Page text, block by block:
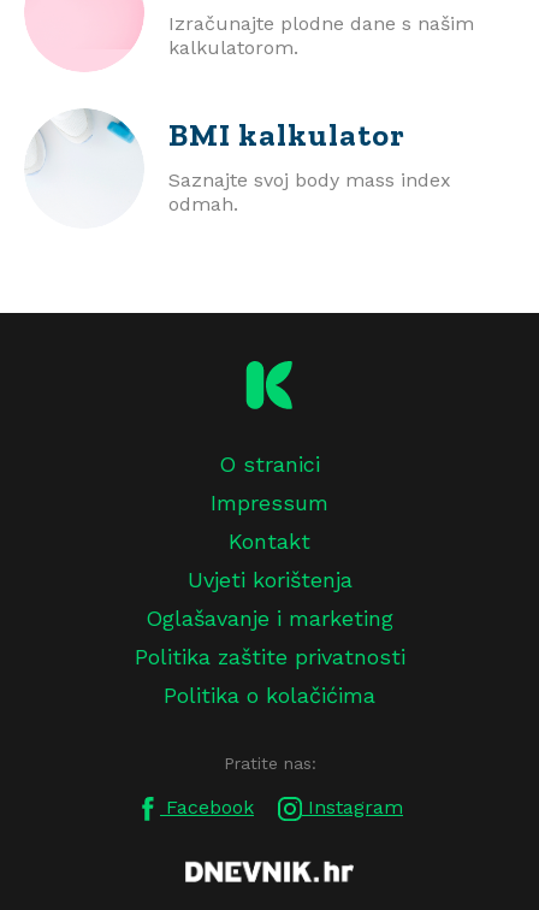
Izračunajte plodne dane s našim
kalkulatorom.
BMI kalkulator
Saznajte svoj body mass index
odmah.
O stranici
Impressum
Kontakt
Uvjeti korištenja
Oglašavanje i marketing
Politika zaštite privatnosti
Politika o kolačićima
Pratite nas:
Facebook Instagram